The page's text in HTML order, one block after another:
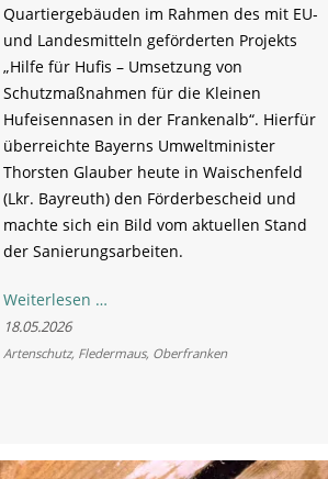
Quartiergebäuden im Rahmen des mit EU-
und Landesmitteln geförderten Projekts
„Hilfe für Hufis – Umsetzung von
Schutzmaßnahmen für die Kleinen
Hufeisennasen in der Frankenalb“. Hierfür
überreichte Bayerns Umweltminister
Thorsten Glauber heute in Waischenfeld
(Lkr. Bayreuth) den Förderbescheid und
machte sich ein Bild vom aktuellen Stand
der Sanierungsarbeiten.
Weiterlesen …Rettung
die
Fledermausquartier
18.05.2026
Artenschutz, Fledermaus, Oberfranken